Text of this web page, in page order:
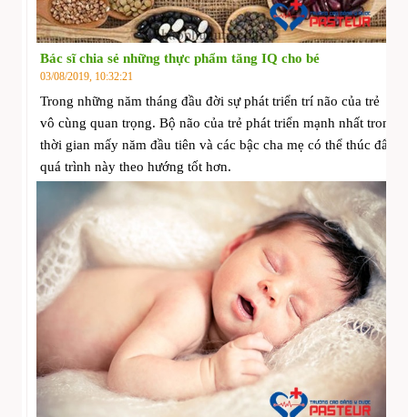
Bác sĩ chia sẻ những thực phẩm tăng IQ cho bé
03/08/2019, 10:32:21
Trong những năm tháng đầu đời sự phát triển trí não của trẻ
vô cùng quan trọng. Bộ não của trẻ phát triển mạnh nhất trong
thời gian mấy năm đầu tiên và các bậc cha mẹ có thể thúc đẩy
quá trình này theo hướng tốt hơn.